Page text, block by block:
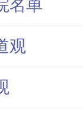
名单
观